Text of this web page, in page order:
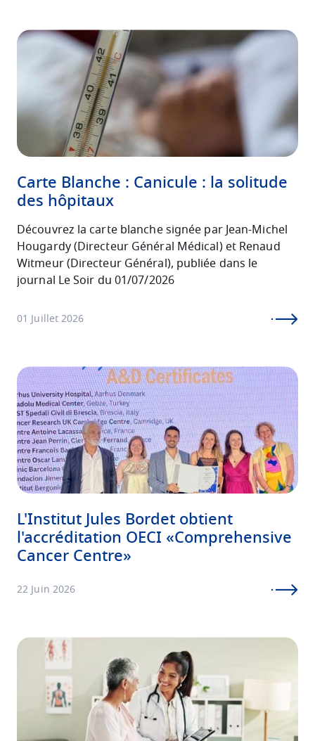
Image
Carte Blanche : Canicule : la solitude
des hôpitaux
Découvrez la carte blanche signée par Jean-Michel
Hougardy (Directeur Général Médical) et Renaud
Witmeur (Directeur Général), publiée dans le
journal Le Soir du 01/07/2026
01 Juillet 2026
Image
L'Institut Jules Bordet obtient
l'accréditation OECI «Comprehensive
Cancer Centre»
22 Juin 2026
Image